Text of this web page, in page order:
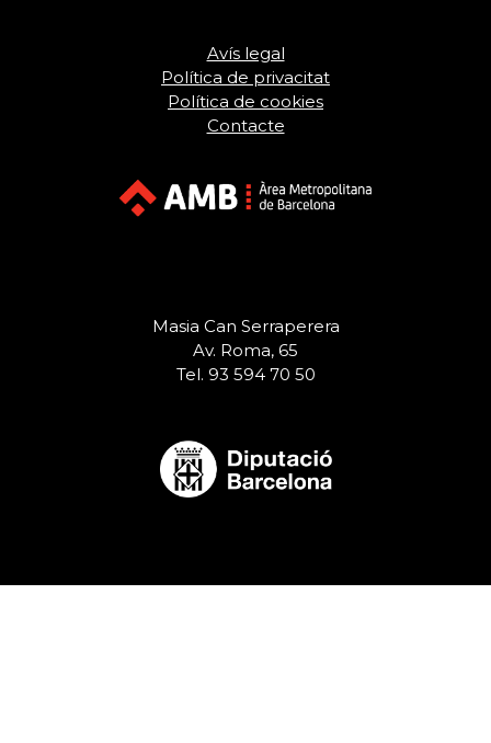
Avís legal
Política de privacitat
Política de cookies
Contacte
Masia Can Serraperera
Av. Roma, 65
Tel. 93 594 70 50